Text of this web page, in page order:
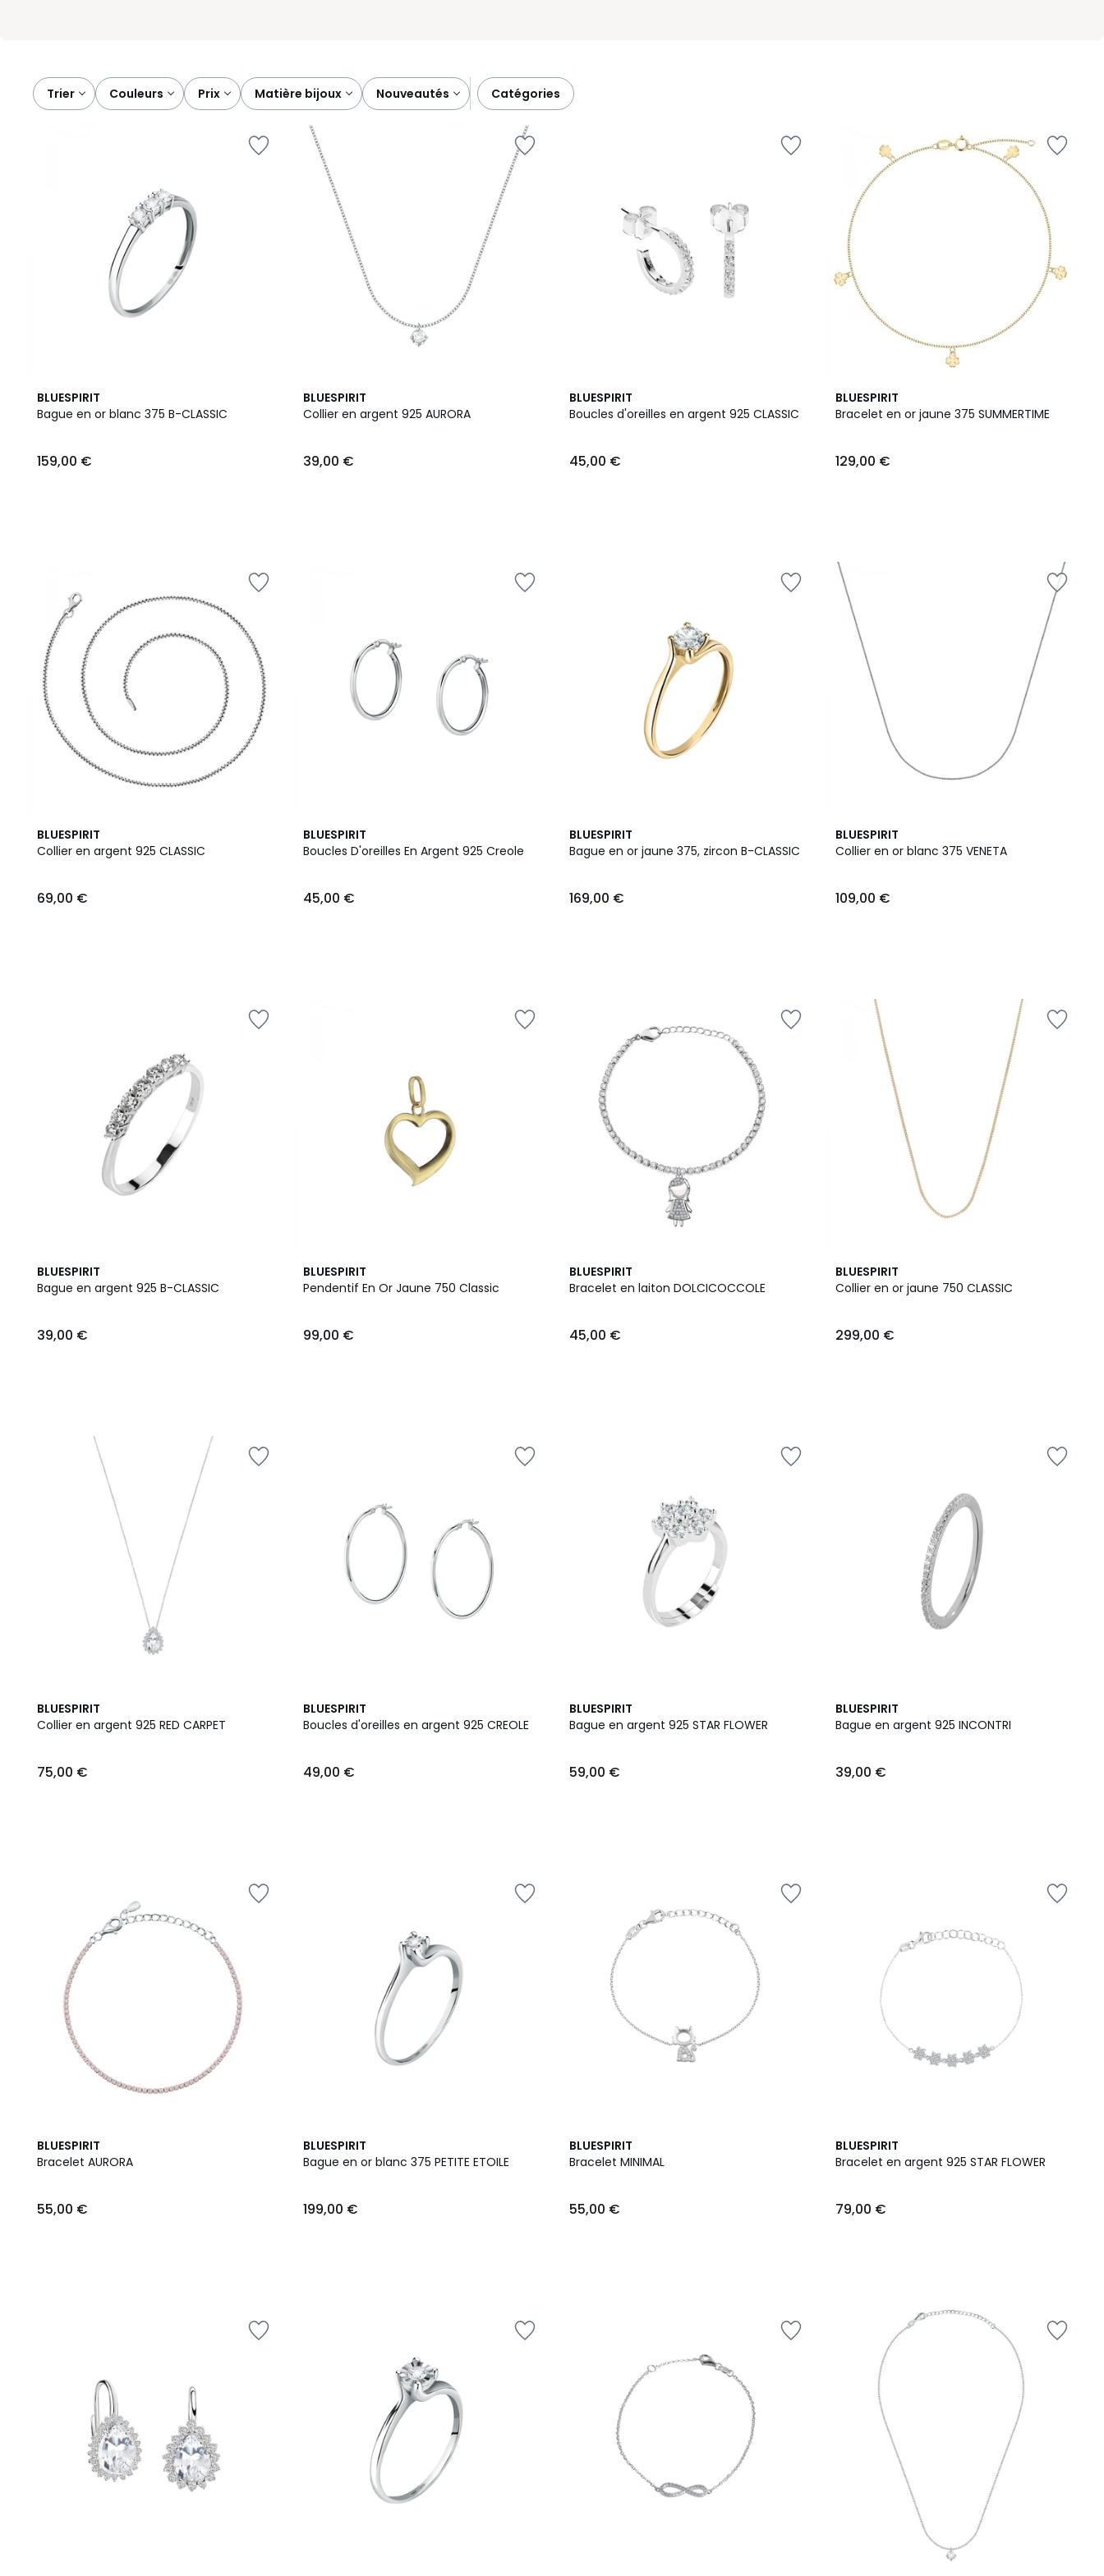
Trier couleurs prix matière bijoux nouveautés catégories
BLUESPIRIT
Bague en or blanc 375 B-CLASSIC
€.
159,00 €
BLUESPIRIT
Collier en argent 925 AURORA
39,00 €
BLUESPIRIT
Boucles d'oreilles en argent 925 CLASSIC
45,00 €
BLUESPIRIT
Bracelet en or jaune 375 SUMMERTIME
129,00 €
BLUESPIRIT
Collier en argent 925 CLASSIC
69,00 €
BLUESPIRIT
Boucles D'oreilles En Argent 925 Creole
45,00 €
BLUESPIRIT
Bague en or jaune 375, zircon B-CLASSIC
169,00 €
BLUESPIRIT
Collier en or blanc 375 VENETA
109,00 €
BLUESPIRIT
Bague en argent 925 B-CLASSIC
39,00 €
BLUESPIRIT
Pendentif En Or Jaune 750 Classic
99,00 €
BLUESPIRIT
Bracelet en laiton DOLCICOCCOLE
45,00 €
BLUESPIRIT
Collier en or jaune 750 CLASSIC
299,00 €
BLUESPIRIT
Collier en argent 925 RED CARPET
75,00 €
BLUESPIRIT
Boucles d'oreilles en argent 925 CREOLE
49,00 €
BLUESPIRIT
Bague en argent 925 STAR FLOWER
59,00 €
BLUESPIRIT
Bague en argent 925 INCONTRI
39,00 €
BLUESPIRIT
Bracelet AURORA
55,00 €
BLUESPIRIT
Bague en or blanc 375 PETITE ETOILE
199,00 €
BLUESPIRIT
Bracelet MINIMAL
55,00 €
BLUESPIRIT
Bracelet en argent 925 STAR FLOWER
79,00 €